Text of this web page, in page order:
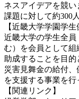
ネスアイデアを競い
課題に対して約300
【近畿大学学園学生
近畿大学の学生全
む）を会員として組
助成することを目的
災害見舞金の給付
を支援する事業を行
【関連リンク】